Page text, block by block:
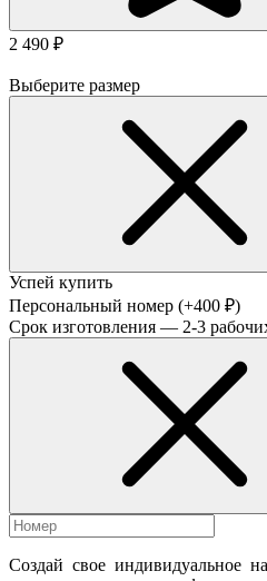
2 490 ₽
Выберите размер
Успей купить
Персональный номер (+400 ₽)
Срок изготовления — 2-3
Создай свое индивидуальное